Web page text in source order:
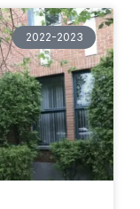
2022-2023